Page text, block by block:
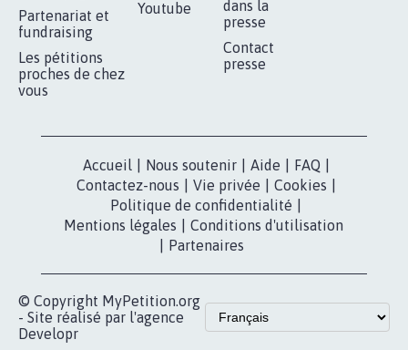
RÉUSSIR VOTRE
MOBILISATION
Lancer votre
pétition
Mobilisation
Accompagnement
Partenariat et
Les pétitions
Youtube
ESPACE PRESSE
Qui sommes-
nous?
presse
MyPetition
dans la
presse
Contact
presse
Nous soutenir | Aide | FAQ |